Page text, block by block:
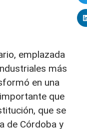
emplazada
más
en una
que
que se
de Córdoba y